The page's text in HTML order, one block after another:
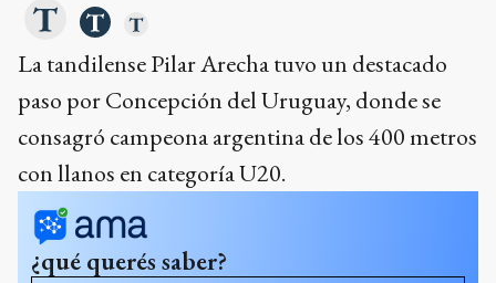
La tandilense Pilar Arecha tuvo un destacado
paso por Concepción del Uruguay, donde se
consagró campeona argentina de los 400 metros
con llanos en categoría U20.
¿qué querés saber?